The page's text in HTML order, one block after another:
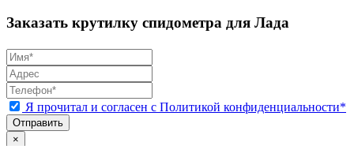
Заказать крутилку спидометра для Лада
Я прочитал и согласен с Политикой конфиденциальности*
Отправить
×